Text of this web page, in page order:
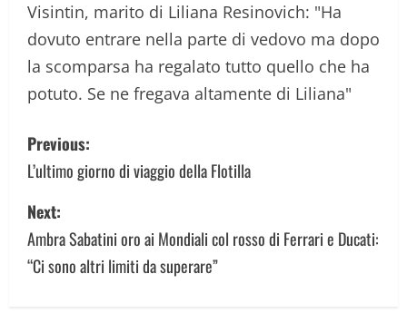
Visintin, marito di Liliana Resinovich: "Ha
dovuto entrare nella parte di vedovo ma dopo
la scomparsa ha regalato tutto quello che ha
potuto. Se ne fregava altamente di Liliana"
P
o
s
t
n
Previous:
L’ultimo giorno di viaggio della Flotilla
Next:
Ambra Sabatini oro ai Mondiali col rosso di Ferrari e Ducati:
“Ci sono altri limiti da superare”